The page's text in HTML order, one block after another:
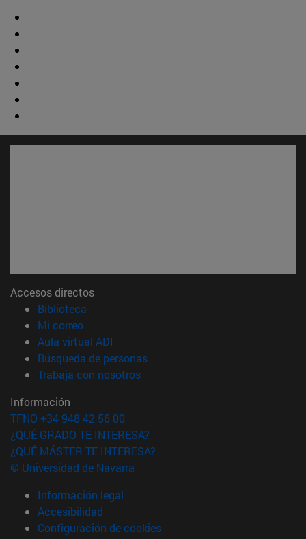
Accesos directos
Biblioteca
Mi correo(abre en nueva ventana)
Aula virtual ADI
Búsqueda de personas(abre en nueva ventana)
Trabaja con nosotros(abre en nueva ventana)
Información
TFNO +34 948 42 56 00
¿QUÉ GRADO TE INTERESA?
¿QUÉ MÁSTER TE INTERESA?
© Universidad de Navarra
Información legal
Accesibilidad
Configuración de cookies